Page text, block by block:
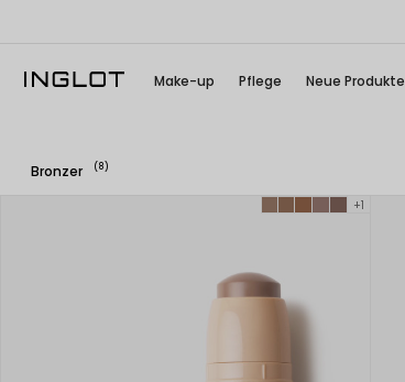
Make-up Pflege Neue Produkte
Bronzer (8)
+1